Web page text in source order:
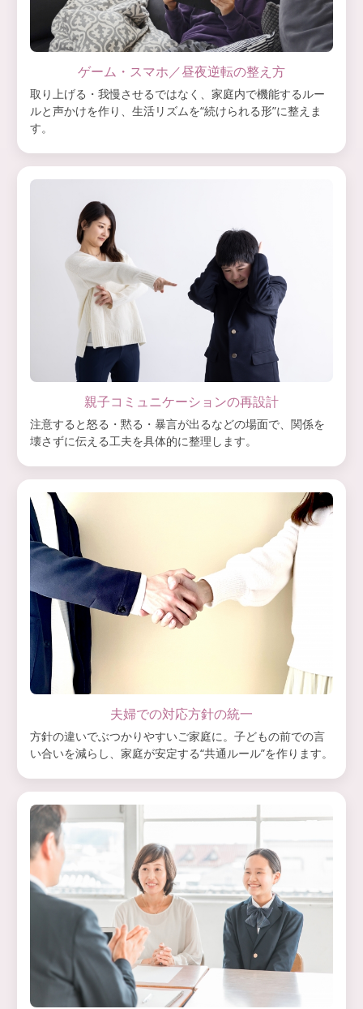
ゲーム・スマホ／昼夜逆転の整え方
取り上げる・我慢させるではなく、家庭内で機能するルー
ルと声かけを作り、生活リズムを“続けられる形”に整えま
す。
親子コミュニケーションの再設計
注意すると怒る・黙る・暴言が出るなどの場面で、関係を
壊さずに伝える工夫を具体的に整理します。
夫婦での対応方針の統一
方針の違いでぶつかりやすいご家庭に。子どもの前での言
い合いを減らし、家庭が安定する“共通ルール”を作ります。